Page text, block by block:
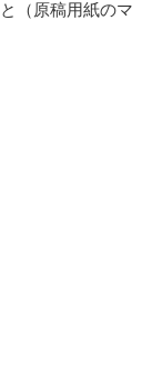
（原稿用紙のマ